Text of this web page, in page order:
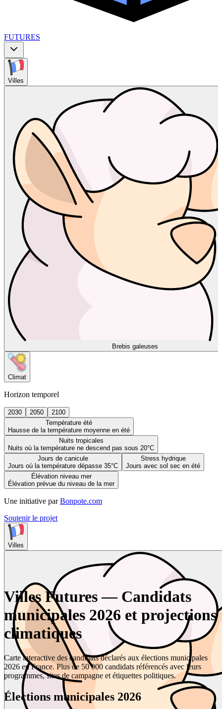
FUTURES
Villes
Brebis galeuses
Climat
Horizon temporel
2030 2050
2100
Température été
Hausse de la température moyenne en été
Nuits tropicales
Nuits où la température ne descend pas sous 20°C
Jours de canicule
Jours où la température dépasse 35°C
Stress hydrique
Jours avec sol sec en été
Élévation niveau mer
Élévation prévue du niveau de la mer
Une initiative par Bonpote.com
Soutenir le projet
Villes
Villes Futures — Candidats
municipales 2026 et projections
climatiques
Carte interactive des candidats déclarés aux élections municipales
2026 en France. Plus de 50 000 candidats référencés avec leurs
programmes, sites de campagne et étiquettes politiques.
Élections municipales 2026